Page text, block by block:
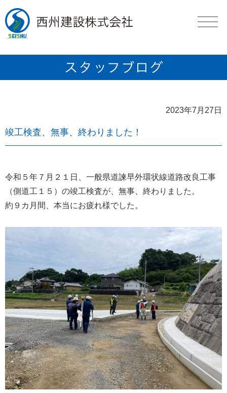
2023年7月27日
竣工検査、無事、終わりました！
令和５年７月２１日、一般県道諫早外環状線道路改良工事
（側道工１５）の竣工検査が、無事、終わりました。
約９カ月間、本当にお疲れ様でした。